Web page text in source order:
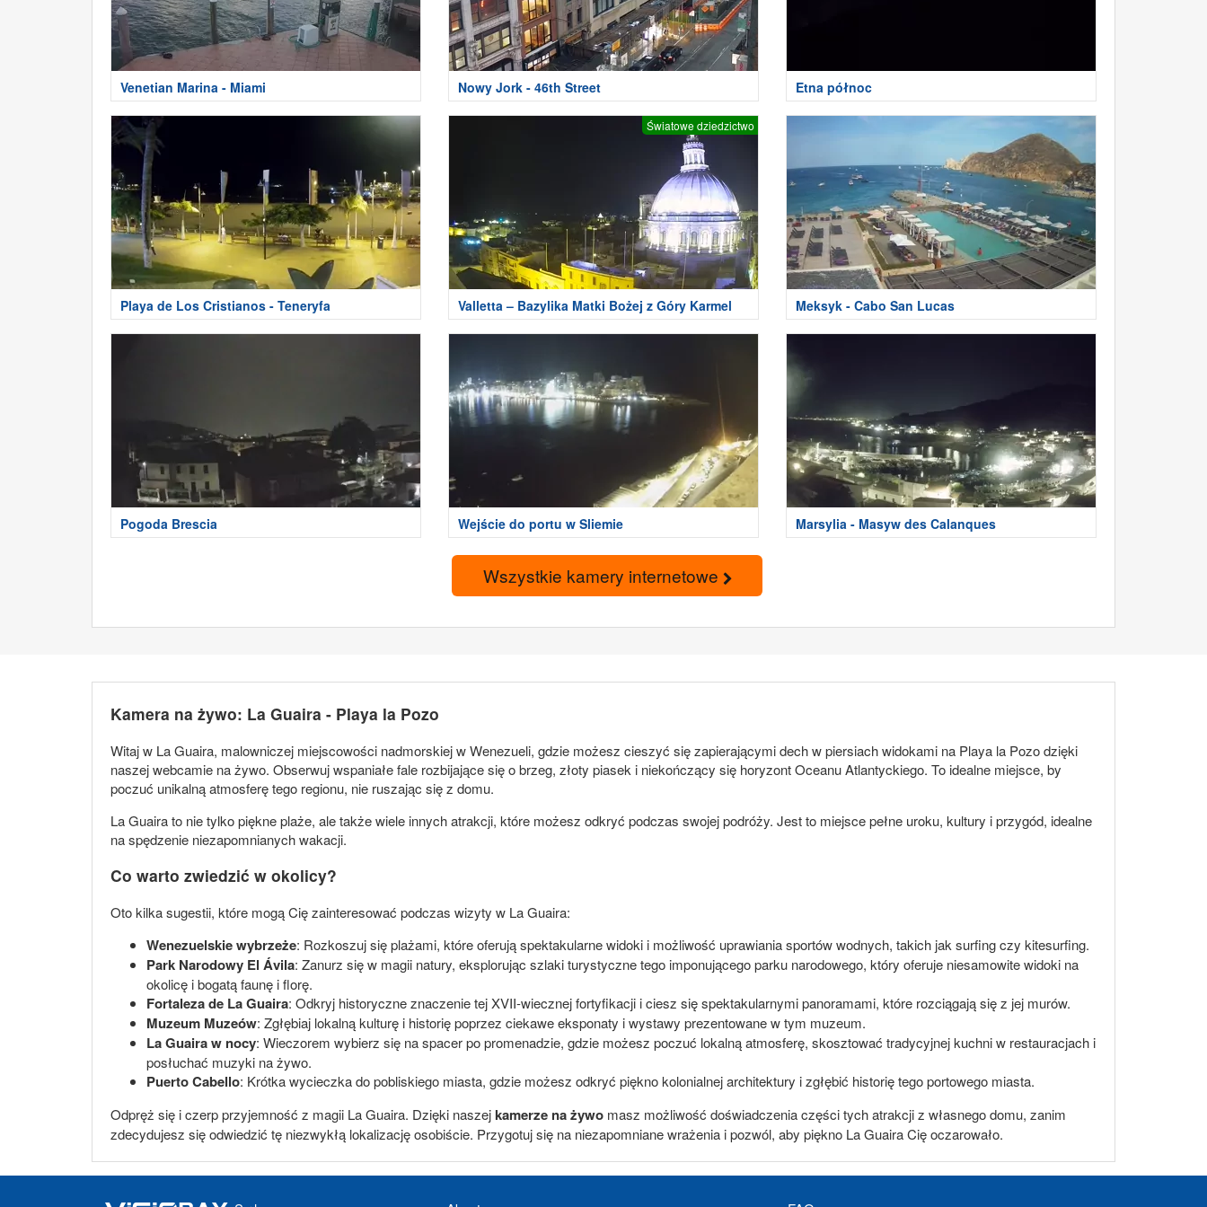
Venetian Marina - Miami Nowy Jork - 46th Street Etna północ
Playa de Los Cristianos - Teneryfa
Światowe dziedzictwo
Valletta – Bazylika Matki Bożej z Góry Karmel Meksyk - Cabo San Lucas
Pogoda Brescia Wejście do portu w Sliemie Marsylia - Masyw des Calanques
Wszystkie kamery internetowe
Kamera na żywo: La Guaira - Playa la Pozo
Witaj w La Guaira, malowniczej miejscowości nadmorskiej w Wenezueli, gdzie możesz cieszyć się zapierającymi dech w piersiach widokami na Playa la Pozo dzięki
naszej webcamie na żywo. Obserwuj wspaniałe fale rozbijające się o brzeg, złoty piasek i niekończący się horyzont Oceanu Atlantyckiego. To idealne miejsce, by
poczuć unikalną atmosferę tego regionu, nie ruszając się z domu.
La Guaira to nie tylko piękne plaże, ale także wiele innych atrakcji, które możesz odkryć podczas swojej podróży. Jest to miejsce pełne uroku, kultury i przygód, idealne
na spędzenie niezapomnianych wakacji.
Co warto zwiedzić w okolicy?
Oto kilka sugestii, które mogą Cię zainteresować podczas wizyty w La Guaira:
Wenezuelskie wybrzeże: Rozkoszuj się plażami, które oferują spektakularne widoki i możliwość uprawiania sportów wodnych, takich jak surfing czy kitesurfing.
Park Narodowy El Ávila: Zanurz się w magii natury, eksplorując szlaki turystyczne tego imponującego parku narodowego, który oferuje niesamowite widoki na
okolicę i bogatą faunę i florę.
Fortaleza de La Guaira: Odkryj historyczne znaczenie tej XVII-wiecznej fortyfikacji i ciesz się spektakularnymi panoramami, które rozciągają się z jej murów.
Muzeum Muzeów: Zgłębiaj lokalną kulturę i historię poprzez ciekawe eksponaty i wystawy prezentowane w tym muzeum.
La Guaira w nocy: Wieczorem wybierz się na spacer po promenadzie, gdzie możesz poczuć lokalną atmosferę, skosztować tradycyjnej kuchni w restauracjach i
posłuchać muzyki na żywo.
Puerto Cabello: Krótka wycieczka do pobliskiego miasta, gdzie możesz odkryć piękno kolonialnej architektury i zgłębić historię tego portowego miasta.
Odpręż się i czerp przyjemność z magii La Guaira. Dzięki naszejkamerze na żywo masz możliwość doświadczenia części tych atrakcji z własnego domu, zanim
zdecydujesz się odwiedzić tę niezwykłą lokalizację osobiście. Przygotuj się na niezapomniane wrażenia i pozwól, aby piękno La Guaira Cię oczarowało.